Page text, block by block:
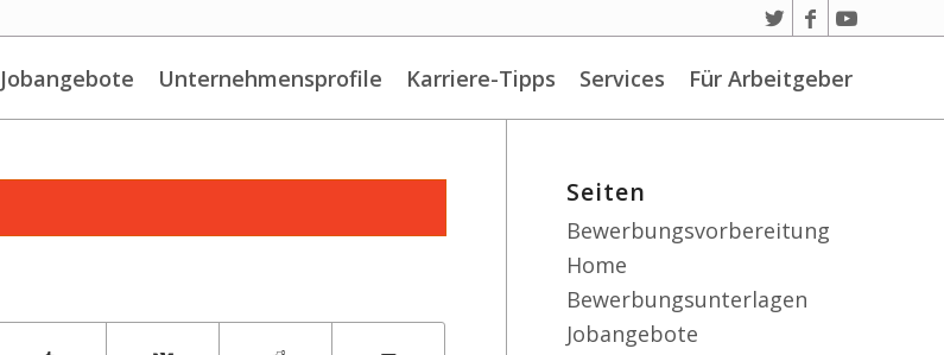
Jobangebote Unternehmensprofile Karriere-Tipps Services Für Arbeitgeber
Seiten
Bewerbungsvorbereitung
Home
Bewerbungsunterlagen
Jobangebote